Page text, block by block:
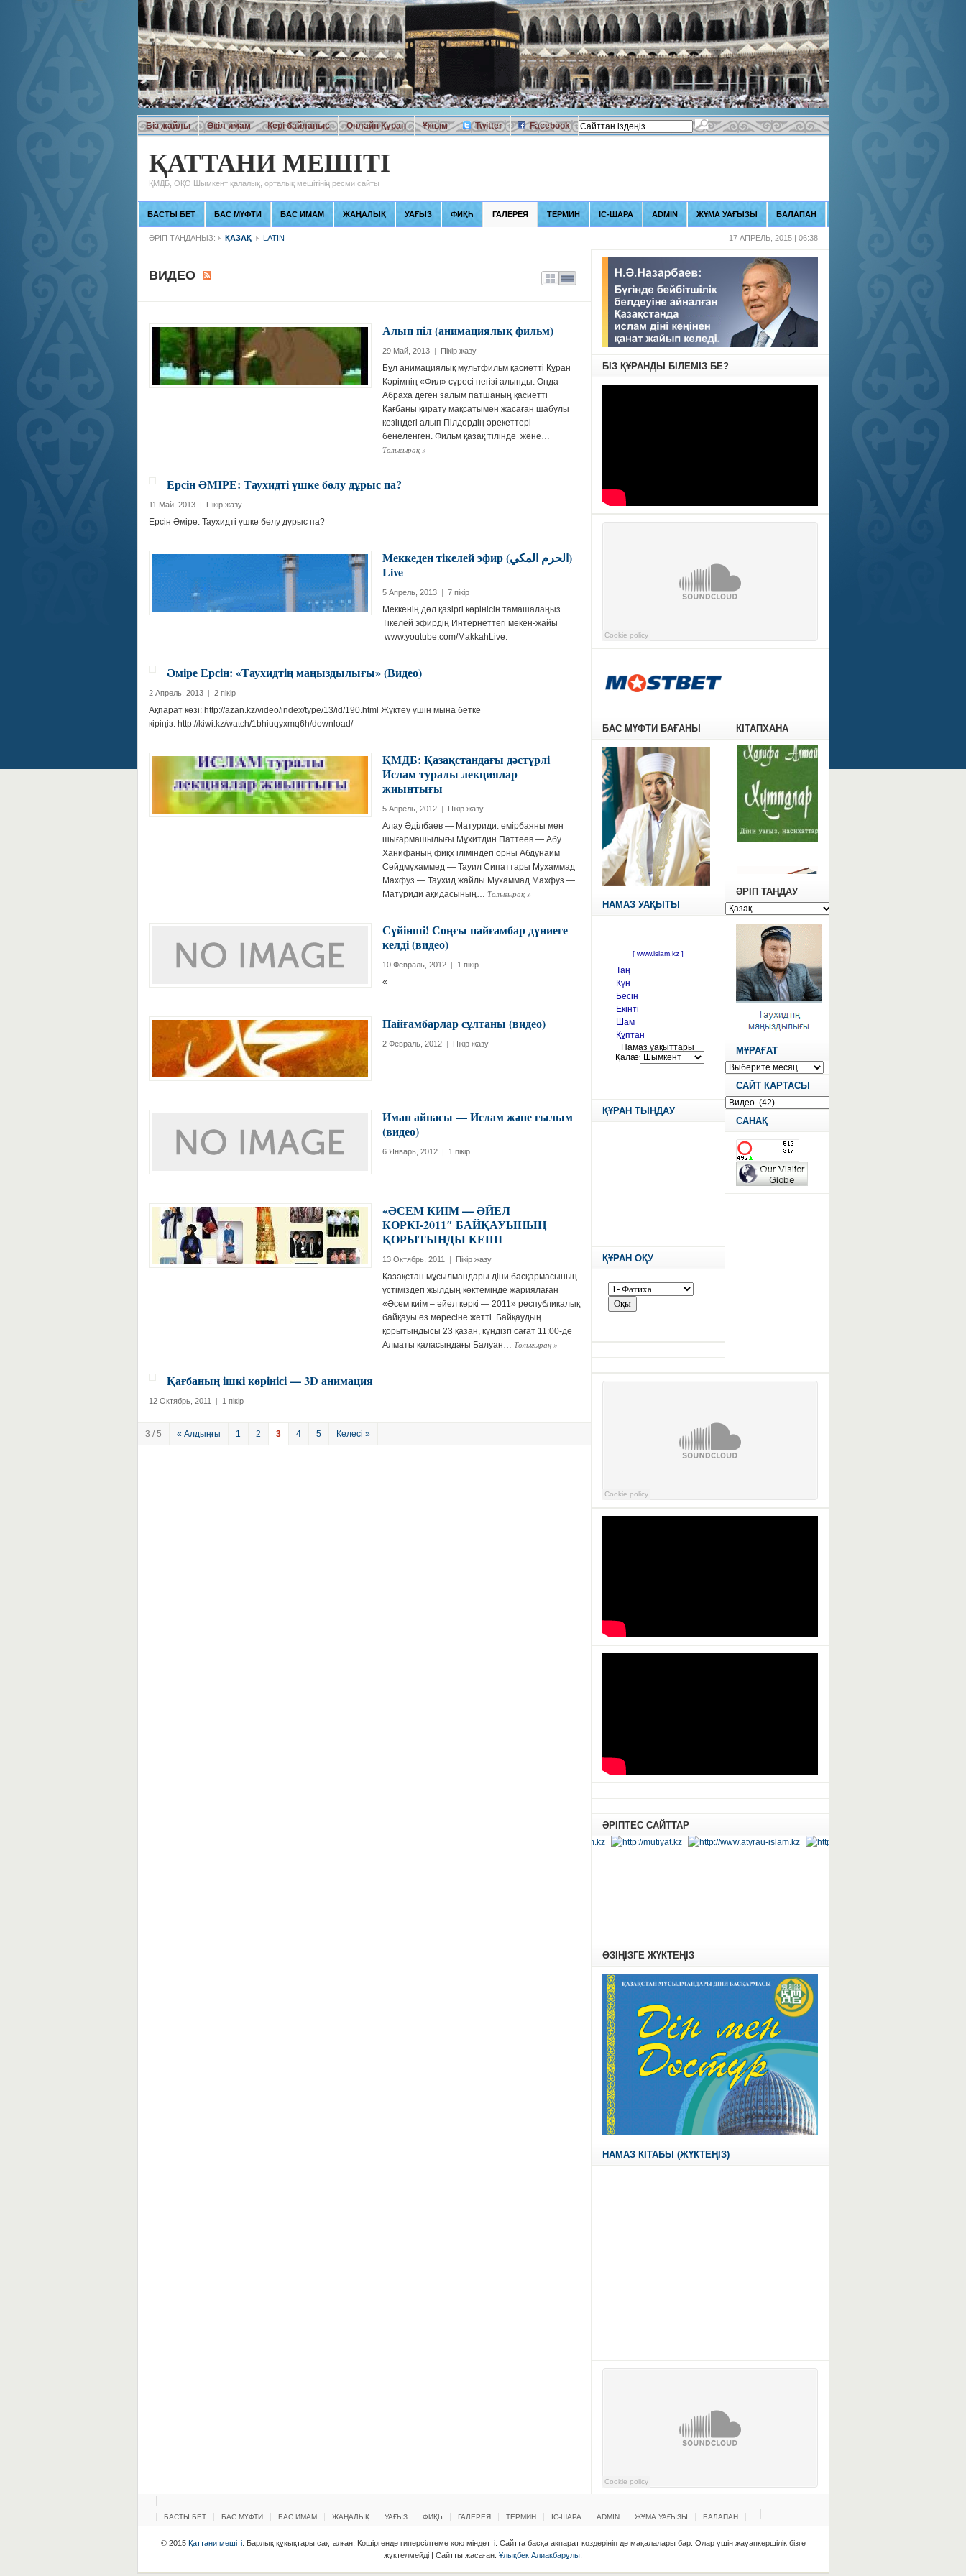
Біз жайлы Өкіл имам Кері байланыс Онлайн Құран Ұжым Twitter Facebook
ҚАТТАНИ МЕШІТІ
ҚМДБ, ОҚО Шымкент қалалық, орталық мешітінің ресми сайты
БАСТЫ БЕТ БАС МҮФТИ БАС ИМАМ ЖАҢАЛЫҚ УАҒЫЗ ФИҚҺ ГАЛЕРЕЯ ТЕРМИН ІС-ШАРА ADMIN ЖҰМА УАҒЫЗЫ БАЛАПАН
17 АПРЕЛЬ, 2015 | 06:38
ӘРІП ТАҢДАҢЫЗ: ҚАЗАҚ LATIN
ВИДЕО
Алып піл (анимациялық фильм)
29 Май, 2013 | Пікір жазу
Бұл анимациялық мультфильм қасиетті Құран
Кәрімнің «Фил» сүресі негізі алынды. Онда
Абраха деген залым патшаның қасиетті
Қағбаны қирату мақсатымен жасаған шабулы
кезіндегі алып Пілдердің әрекеттері
бенеленген. Фильм қазақ тілінде және…
Толығырақ »
Ерсін ӘМІРЕ: Таухидті үшке бөлу дұрыс па?
11 Май, 2013 | Пікір жазу
Ерсін Әміре: Таухидті үшке бөлу дұрыс па?
Меккеден тікелей эфир (الحرم المكي)
Live
5 Апрель, 2013 | 7 пікір
Меккенің дәл қазіргі көрінісін тамашалаңыз
Тікелей эфирдің Интернеттегі мекен-жайы
www.youtube.com/MakkahLive.
Әміре Ерсін: «Таухидтің маңыздылығы» (Видео)
2 Апрель, 2013 | 2 пікір
Ақпарат көзі: http://azan.kz/video/index/type/13/id/190.html Жүктеу үшін мына бетке
кіріңіз: http://kiwi.kz/watch/1bhiuqyxmq6h/download/
ҚМДБ: Қазақстандағы дәстүрлі
Ислам туралы лекциялар
жиынтығы
5 Апрель, 2012 | Пікір жазу
Алау Әділбаев — Матуриди: өмірбаяны мен
шығармашылығы Мұхитдин Паттеев — Абу
Ханифаның фиқх іліміндегі орны Абдунаим
Сейдмұхаммед — Тауил Сипаттары Мухаммад
Махфуз — Таухид жайлы Мухаммад Махфуз —
Матуриди ақидасының… Толығырақ »
Сүйінші! Соңғы пайғамбар дүниеге
келді (видео)
10 Февраль, 2012 | 1 пікір
«
Пайғамбарлар сұлтаны (видео)
2 Февраль, 2012 | Пікір жазу
Иман айнасы — Ислам және ғылым
(видео)
6 Январь, 2012 | 1 пікір
«ӘСЕМ КИІМ — ӘЙЕЛ
КӨРКІ-2011″ БАЙҚАУЫНЫҢ
ҚОРЫТЫНДЫ КЕШІ
13 Октябрь, 2011 | Пікір жазу
Қазақстан мұсылмандары діни басқармасының
үстіміздегі жылдың көктемінде жариялаған
«Әсем киім – әйел көркі — 2011» республикалық
байқауы өз мәресіне жетті. Байқаудың
қорытындысы 23 қазан, күндізгі сағат 11:00-де
Алматы қаласындағы Балуан… Толығырақ »
Қағбаның ішкі көрінісі — 3D анимация
12 Октябрь, 2011 | 1 пікір
3 / 5 « Алдыңғы 1 2 3 4 5 Келесі »
БІЗ ҚҰРАНДЫ БІЛЕМІЗ БЕ?
БАС МҮФТИ БАҒАНЫ
НАМАЗ УАҚЫТЫ
ҚҰРАН ТЫҢДАУ
ҚҰРАН ОҚУ
КІТАПХАНА
ӘРІП ТАҢДАУ
МҰРАҒАТ
САЙТ КАРТАСЫ
САНАҚ
ӘРІПТЕС САЙТТАР
ӨЗІҢІЗГЕ ЖҮКТЕҢІЗ
НАМАЗ КІТАБЫ (ЖҮКТЕҢІЗ)
БАСТЫ БЕТ БАС МҮФТИ БАС ИМАМ ЖАҢАЛЫҚ УАҒЫЗ ФИҚҺ ГАЛЕРЕЯ ТЕРМИН ІС-ШАРА ADMIN ЖҰМА УАҒЫЗЫ БАЛАПАН
© 2015 Қаттани мешіті. Барлық құқықтары сақталған. Көшіргенде гиперсілтеме қою міндетті. Сайтта басқа ақпарат көздерінің де мақалалары бар. Олар үшін жауапкершілік бізге
жүктелмейді | Сайтты жасаған: Ұлықбек Алиакбарұлы